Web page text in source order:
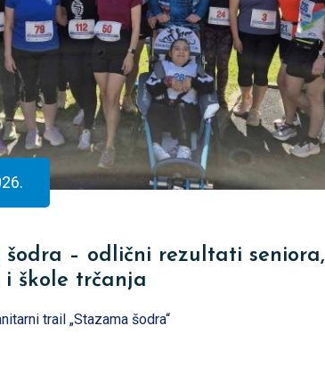
šodra – odlični rezultati seniora,
škole trčanja
trail „Stazama šodra“